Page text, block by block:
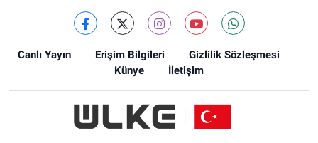
Canlı Yayın Erişim Bilgileri
Gizlilik Sözleşmesi
Künye
İletişim